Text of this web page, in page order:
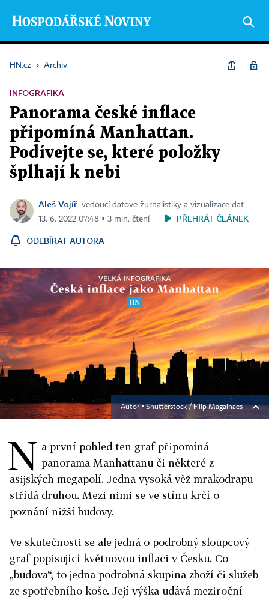
HN.cz › Archiv
INFOGRAFIKA
Panorama české inflace
připomíná Manhattan.
Podívejte se, které položky
šplhají k nebi
Aleš Vojíř vedoucí datové žurnalistiky a vizualizace dat
13. 6. 2022 07:48 ▪ 3 min. čtení
PŘEHRÁT ČLÁNEK
ODEBÍRAT AUTORA
Autor ▪Shutterstock / Filip Magalhaes
N a první pohled ten graf připomíná
panorama Manhattanu či některé z
asijských megapolí. Jedna vysoká věž mrakodrapu
střídá druhou. Mezi nimi se ve stínu krčí o
poznání nižší budovy.
Ve skutečnosti se ale jedná o podrobný sloupcový
graf popisující květnovou inflaci v Česku. Co
„budova“, to jedna podrobná skupina zboží či služeb
ze spotřebního koše. Její výška udává meziroční